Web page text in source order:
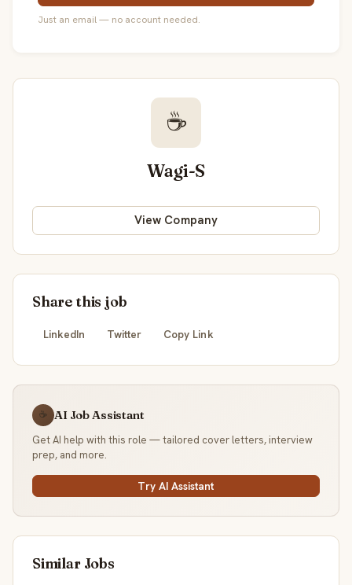
Just an email — no account needed.
☕
Wagi-S
View Company
Share this job
LinkedIn Twitter Copy Link
☕ AI Job Assistant
Get AI help with this role — tailored cover letters, interview
prep, and more.
Try AI Assistant
Similar Jobs